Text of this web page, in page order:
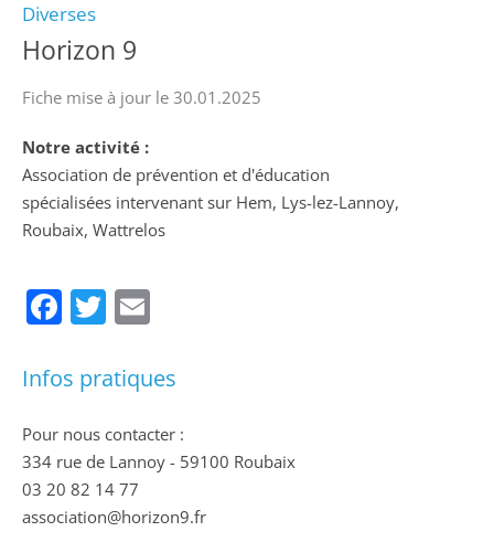
Diverses
Horizon 9
Fiche mise à jour le 30.01.2025
Notre activité :
Association de prévention et d'éducation
spécialisées intervenant sur Hem, Lys-lez-Lannoy,
Roubaix, Wattrelos
Facebook
Twitter
Infos pratiques
Pour nous contacter :
334 rue de Lannoy - 59100 Roubaix
03 20 82 14 77
association@horizon9.fr